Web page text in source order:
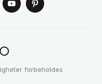
forbeholdes